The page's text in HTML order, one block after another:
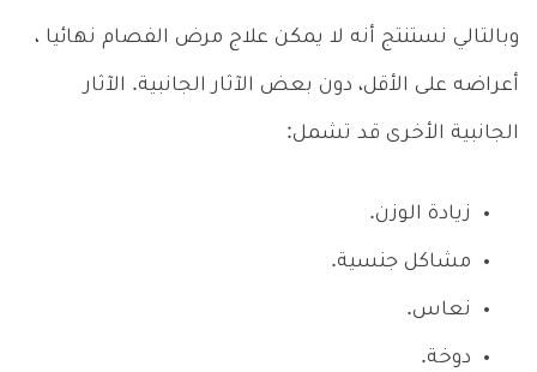
وبالتالي نستنتج أنه لا يمكن علاج مرض الفصام نهائيا ،
أعراضه على الأقل، دون بعض الآثار الجانبية. الآثار
الجانبية الأخرى قد تشمل:
زيادة الوزن.
مشاكل جنسية.
نعاس.
دوخة.